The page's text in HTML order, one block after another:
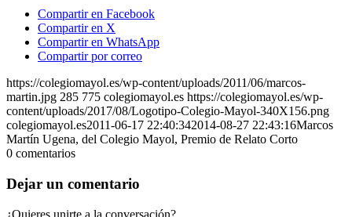
Compartir en Facebook
Compartir en X
Compartir en WhatsApp
Compartir por correo
https://colegiomayol.es/wp-content/uploads/2011/06/marcos-
martin.jpg 285 775 colegiomayol.es https://colegiomayol.es/wp-
content/uploads/2017/08/Logotipo-Colegio-Mayol-340X156.png
colegiomayol.es2011-06-17 22:40:342014-08-27 22:43:16Marcos
Martín Ugena, del Colegio Mayol, Premio de Relato Corto
0 comentarios
Dejar un comentario
¿Quieres unirte a la conversación?